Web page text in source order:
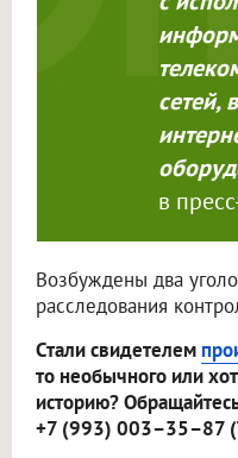
сетей,
в
Возбуждены два
расследования
Стали свидетелем
то необычного или
историю?
+7 (993) 003–35–87